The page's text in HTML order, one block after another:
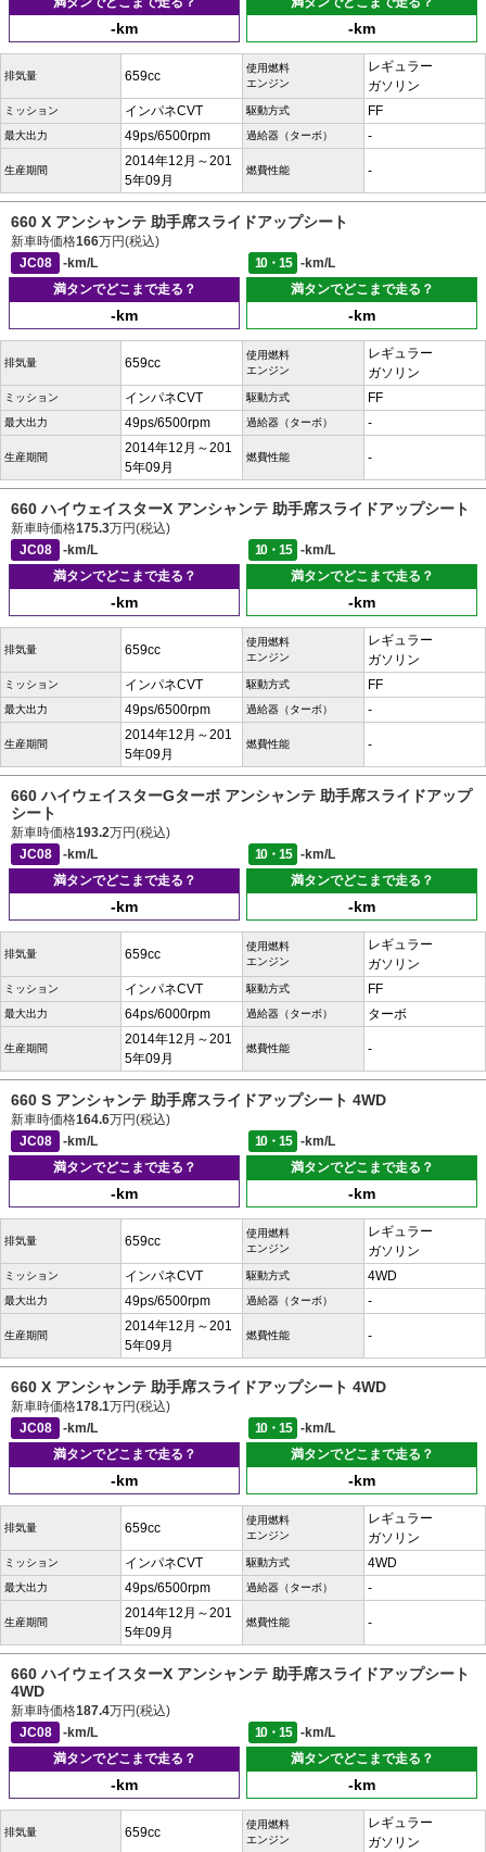
-km -km
排気量 659cc
使用燃料
エンジン
レギュラー
ガソリン
ミッション インパネCVT 駆動方式 FF
最大出力 49ps/6500rpm 過給器（ターボ） -
生産期間
2014年12月～201
5年09月
燃費性能 -
660 X アンシャンテ 助手席スライドアップシート
新車時価格166万円(税込)
JC08
-km/L 10・15
-km/L
満タンでどこまで走る？
-km
満タンでどこまで走る？
-km
排気量 659cc
使用燃料
エンジン
レギュラー
ガソリン
ミッション インパネCVT 駆動方式 FF
最大出力 49ps/6500rpm 過給器（ターボ） -
生産期間
2014年12月～201
5年09月
燃費性能 -
660 ハイウェイスターX アンシャンテ 助手席スライドアップシート
新車時価格175.3万円(税込)
JC08
-km/L 10・15
-km/L
満タンでどこまで走る？
-km
満タンでどこまで走る？
-km
排気量 659cc
使用燃料
エンジン
レギュラー
ガソリン
ミッション インパネCVT 駆動方式 FF
最大出力 49ps/6500rpm 過給器（ターボ） -
生産期間
2014年12月～201
5年09月
燃費性能 -
660 ハイウェイスターGターボ アンシャンテ 助手席スライドアップ
シート
新車時価格193.2万円(税込)
JC08
-km/L 10・15
-km/L
満タンでどこまで走る？
-km
満タンでどこまで走る？
-km
排気量 659cc
使用燃料
エンジン
レギュラー
ガソリン
ミッション インパネCVT 駆動方式 FF
最大出力 64ps/6000rpm 過給器（ターボ） ターボ
生産期間
2014年12月～201
5年09月
燃費性能 -
660 S アンシャンテ 助手席スライドアップシート 4WD
新車時価格164.6万円(税込)
JC08
-km/L 10・15
-km/L
満タンでどこまで走る？
-km
満タンでどこまで走る？
-km
排気量 659cc
使用燃料
エンジン
レギュラー
ガソリン
ミッション インパネCVT 駆動方式 4WD
最大出力 49ps/6500rpm 過給器（ターボ） -
生産期間
2014年12月～201
5年09月
燃費性能 -
660 X アンシャンテ 助手席スライドアップシート 4WD
新車時価格178.1万円(税込)
JC08
-km/L 10・15
-km/L
満タンでどこまで走る？
-km
満タンでどこまで走る？
-km
排気量 659cc
使用燃料
エンジン
レギュラー
ガソリン
ミッション インパネCVT 駆動方式 4WD
最大出力 49ps/6500rpm 過給器（ターボ） -
生産期間
2014年12月～201
5年09月
燃費性能 -
660 ハイウェイスターX アンシャンテ 助手席スライドアップシート
4WD
新車時価格187.4万円(税込)
JC08
-km/L 10・15
-km/L
満タンでどこまで走る？
-km
満タンでどこまで走る？
-km
排気量 659cc
使用燃料
エンジン
レギュラー
ガソリン